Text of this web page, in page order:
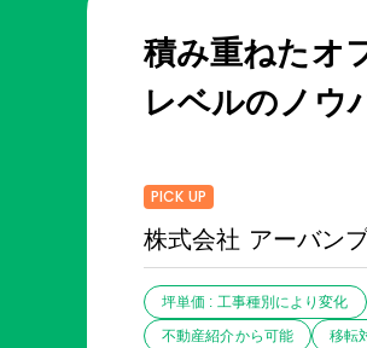
積み重ねたオ
レベルのノウ
PICK UP
株式会社 アーバン
坪単価 : 工事種別により変化
不動産紹介から可能
移転